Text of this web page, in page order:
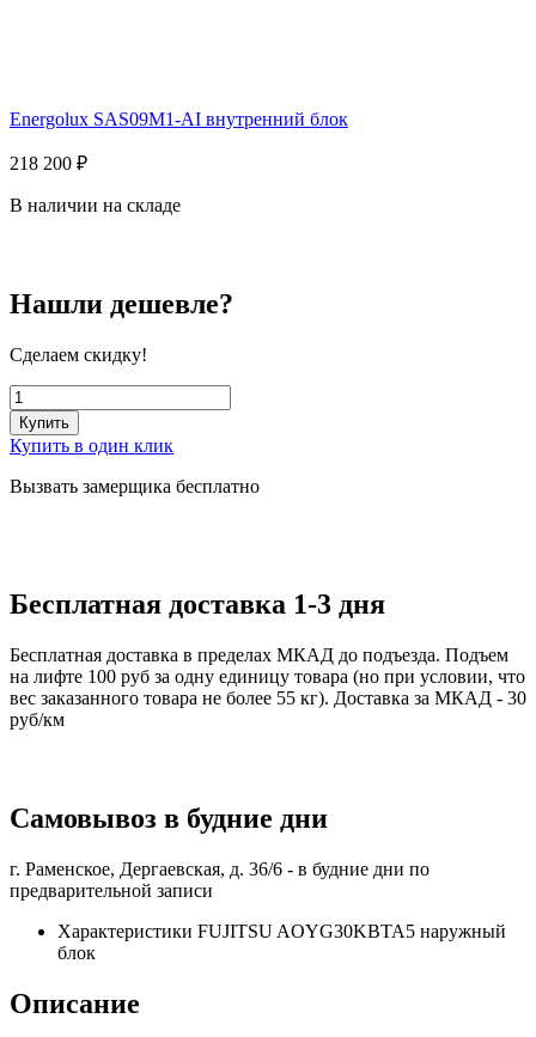
Energolux SAS09M1-AI внутренний блок
218 200 ₽
В наличии на складе
Нашли дешевле?
Сделаем скидку!
Купить
Купить в один клик
Вызвать замерщика бесплатно
Бесплатная доставка 1-3 дня
Бесплатная доставка в пределах МКАД до подъезда. Подъем
на лифте 100 руб за одну единицу товара (но при условии, что
вес заказанного товара не более 55 кг). Доставка за МКАД - 30
руб/км
Самовывоз в будние дни
г. Раменское, Дергаевская, д. 36/6 - в будние дни по
предварительной записи
Характеристики FUJITSU AOYG30KBTA5 наружный
блок
Описание